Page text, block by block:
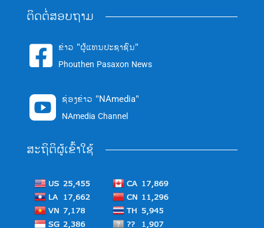
ຕິດຕໍ່ສອບຖາມ
 ຂ່າວ "ຜູ້ແທນປະຊາຊົນ"
Phouthen Pasaxon News
 ຊ່ອງຂ່າວ "NAmedia"
NAmedia Channel
ສະຖິຕິຜູ້ເຂົ້າໃຊ້